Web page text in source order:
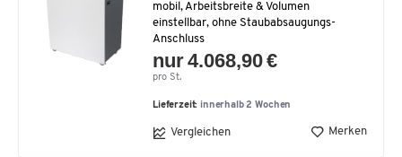
mobil, Arbeitsbreite & Volumen
einstellbar, ohne Staubabsaugungs-
Anschluss
nur 4.068,90 €
pro St.
Lieferzeit: innerhalb 2 Wochen
Vergleichen Merken